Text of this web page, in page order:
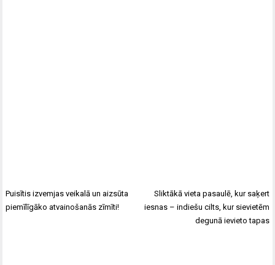
Puisītis izvemjas veikalā un aizsūta
piemīlīgāko atvainošanās zīmīti!
Sliktākā vieta pasaulē, kur saķert
iesnas – indiešu cilts, kur sievietēm
degunā ievieto tapas